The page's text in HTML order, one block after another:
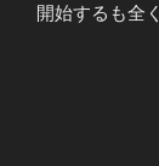
開始するも全